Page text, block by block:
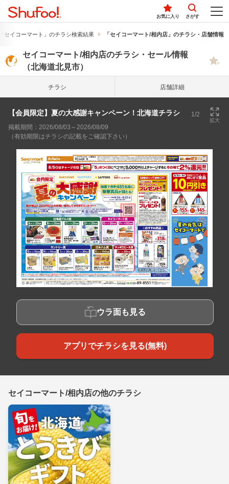
お気に入り さがす
セイコーマート」のチラシ検索結果 「セイコーマート/相内店」のチラシ・店舗情報
セイコーマート/相内店のチラシ・セール情報
（北海道北見市）
チラシ 店舗詳細
【会員限定】夏の大感謝キャンペーン！北海道チラシ 1/2
拡大
掲載期間：2026/08/03～2026/08/09
（有効期限はチラシの記載をご確認下さい）
ウラ面も見る
アプリでチラシを見る(無料)
セイコーマート/相内店の他のチラシ